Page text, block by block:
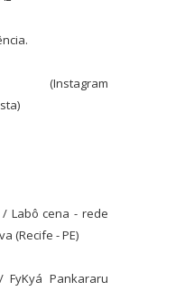
/ Labô cena - rede
(Recife - PE)
Pankararu